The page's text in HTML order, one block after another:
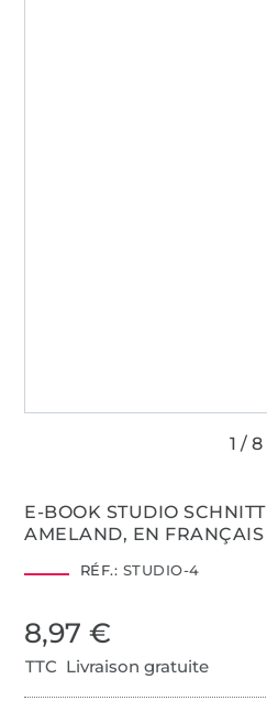
E-BOOK STUDIO
AMELAND, EN FRANÇAIS
RÉF.: STUDIO-4
8,97 €
TTC Livraison gratuite